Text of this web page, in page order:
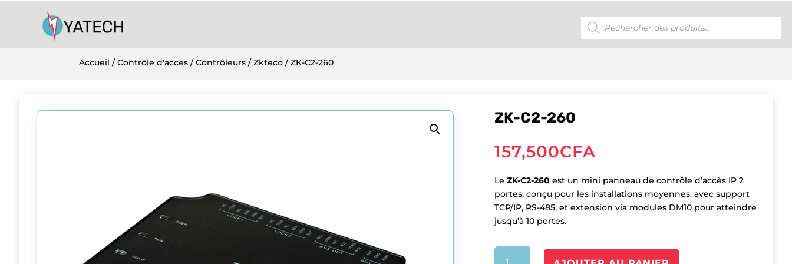
Recherche
de
produits
Accueil /Contrôle d'accès /Contrôleurs /Zkteco / ZK-C2-260
ZK-C2-260
157,500CFA
Le ZK-C2-260 est un mini panneau de contrôle d’accès IP 2
portes, conçu pour les installations moyennes, avec support
TCP/IP, RS-485, et extension via modules DM10 pour atteindre
jusqu’à 10 portes.
quantité